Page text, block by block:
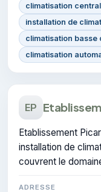
climatisation
installation de
climatisation basse
climatisation
EP
Etablissement
installation de
couvrent le
ADRESSE